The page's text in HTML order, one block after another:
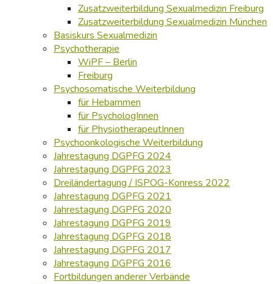
Zusatzweiterbildung Sexualmedizin Freiburg
Zusatzweiterbildung Sexualmedizin München
Basiskurs Sexualmedizin
Psychotherapie
WiPF – Berlin
Freiburg
Psychosomatische Weiterbildung
für Hebammen
für PsychologInnen
für PhysiotherapeutInnen
Psychoonkologische Weiterbildung
Jahrestagung DGPFG 2024
Jahrestagung DGPFG 2023
Dreiländertagung / ISPOG-Konress 2022
Jahrestagung DGPFG 2021
Jahrestagung DGPFG 2020
Jahrestagung DGPFG 2019
Jahrestagung DGPFG 2018
Jahrestagung DGPFG 2017
Jahrestagung DGPFG 2016
Fortbildungen anderer Verbände